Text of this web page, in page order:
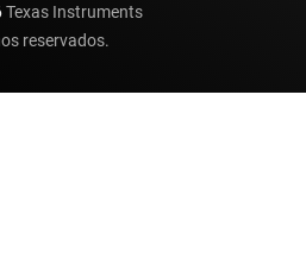
Texas Instruments
reservados.